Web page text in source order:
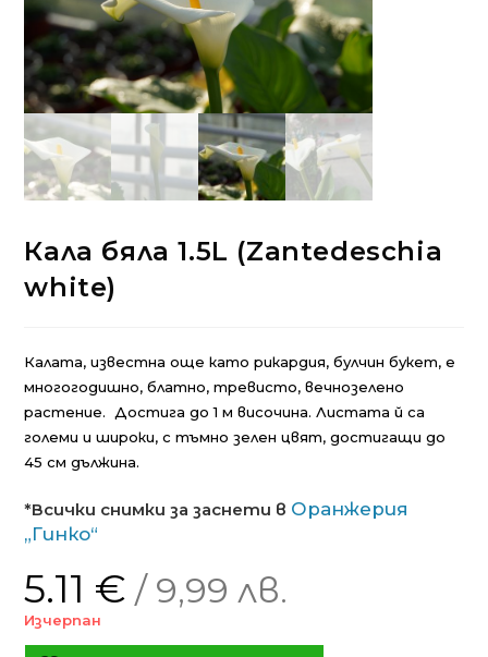
Кала бяла 1.5L (Zantedeschia
white)
Калата, известна още като рикардия, булчин букет, e
многогодишно, блатно, тревисто, вечнозелено
растение. Достига до 1 м височина. Листата й са
големи и широки, с тъмно зелен цвят, достигащи до
45 см дължина.
*Всички снимки за заснети в Оранжерия
„Гинко“
5.11 € / 9,99 лв.
Изчерпан